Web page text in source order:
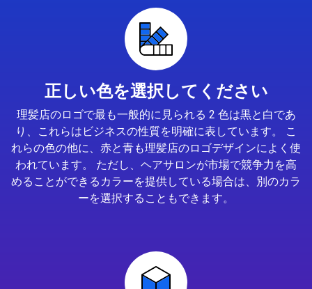
正しい色を選択してください
理髪店のロゴで最も一般的に見られる 2 色は黒と白であ
り、これらはビジネスの性質を明確に表しています。 こ
れらの色の他に、赤と青も理髪店のロゴデザインによく使
われています。 ただし、ヘアサロンが市場で競争力を高
めることができるカラーを提供している場合は、別のカラ
ーを選択することもできます。